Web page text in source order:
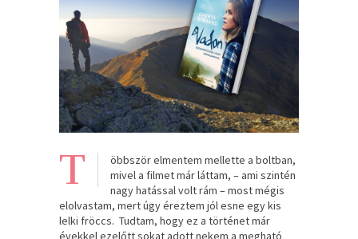
T
öbbször elmentem mellette a boltban,
mivel a filmet már láttam, – ami szintén
nagy hatással volt rám – most mégis
elolvastam, mert úgy éreztem jól esne egy kis
lelki fröccs. Tudtam, hogy ez a történet már
évekkel ezelőtt sokat adott nekem a megható